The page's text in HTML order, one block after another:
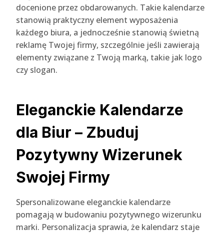
docenione przez obdarowanych. Takie kalendarze
stanowią praktyczny element wyposażenia
każdego biura, a jednocześnie stanowią świetną
reklamę Twojej firmy, szczególnie jeśli zawierają
elementy związane z Twoją marką, takie jak logo
czy slogan.
Eleganckie Kalendarze
dla Biur – Zbuduj
Pozytywny Wizerunek
Swojej Firmy
Spersonalizowane eleganckie kalendarze
pomagają w budowaniu pozytywnego wizerunku
marki. Personalizacja sprawia, że kalendarz staje